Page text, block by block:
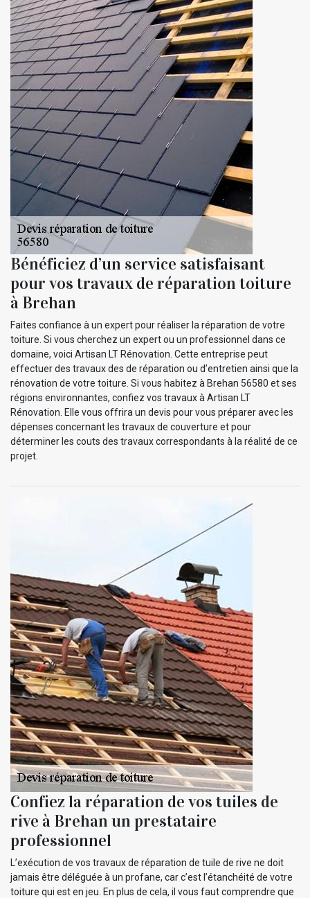
Bénéficiez d’un service satisfaisant
pour vos travaux de réparation toiture
à Brehan
Faites confiance à un expert pour réaliser la réparation de votre
toiture. Si vous cherchez un expert ou un professionnel dans ce
domaine, voici Artisan LT Rénovation. Cette entreprise peut
effectuer des travaux des de réparation ou d’entretien ainsi que la
rénovation de votre toiture. Si vous habitez à Brehan 56580 et ses
régions environnantes, confiez vos travaux à Artisan LT
Rénovation. Elle vous offrira un devis pour vous préparer avec les
dépenses concernant les travaux de couverture et pour
déterminer les couts des travaux correspondants à la réalité de ce
projet.
Confiez la réparation de vos tuiles de
rive à Brehan un prestataire
professionnel
L’exécution de vos travaux de réparation de tuile de rive ne doit
jamais être déléguée à un profane, car c’est l’étanchéité de votre
toiture qui est en jeu. En plus de cela, il vous faut comprendre que